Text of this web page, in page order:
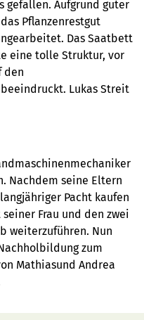
gefallen. Aufgrund guter
Pflanzenrestgut
Das Saatbett
eine tolle Struktur, vor
den
Lukas Streit
Nachdem seine Eltern
Pacht kaufen
Frau und den zwei
weiterzuführen. Nun
zum
Mathiasund Andrea